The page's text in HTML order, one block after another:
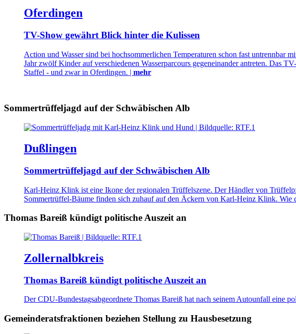
Oferdingen
TV-Show gewährt Blick hinter die Kulissen
Action und Wasser sind bei hochsommerlichen Temperaturen schon fast untrennbar
Jahr zwölf Kinder auf verschiedenen Wasserparcours gegeneinander antreten. Das
Staffel - und zwar in Oferdingen. | mehr
Sommertrüffeljagd auf der Schwäbischen Alb
Dußlingen
Sommertrüffeljagd auf der Schwäbischen Alb
Karl-Heinz Klink ist eine Ikone der regionalen Trüffelszene. Der Händler von
Sommertrüffel-Bäume finden sich zuhauf auf den Äckern von Karl-Heinz Klink. Wie
Thomas Bareiß kündigt politische Auszeit an
Zollernalbkreis
Thomas Bareiß kündigt politische Auszeit an
Der CDU-Bundestagsabgeordnete Thomas Bareiß hat nach seinem Autounfall eine
Gemeinderatsfraktionen beziehen Stellung zu Hausbesetzung